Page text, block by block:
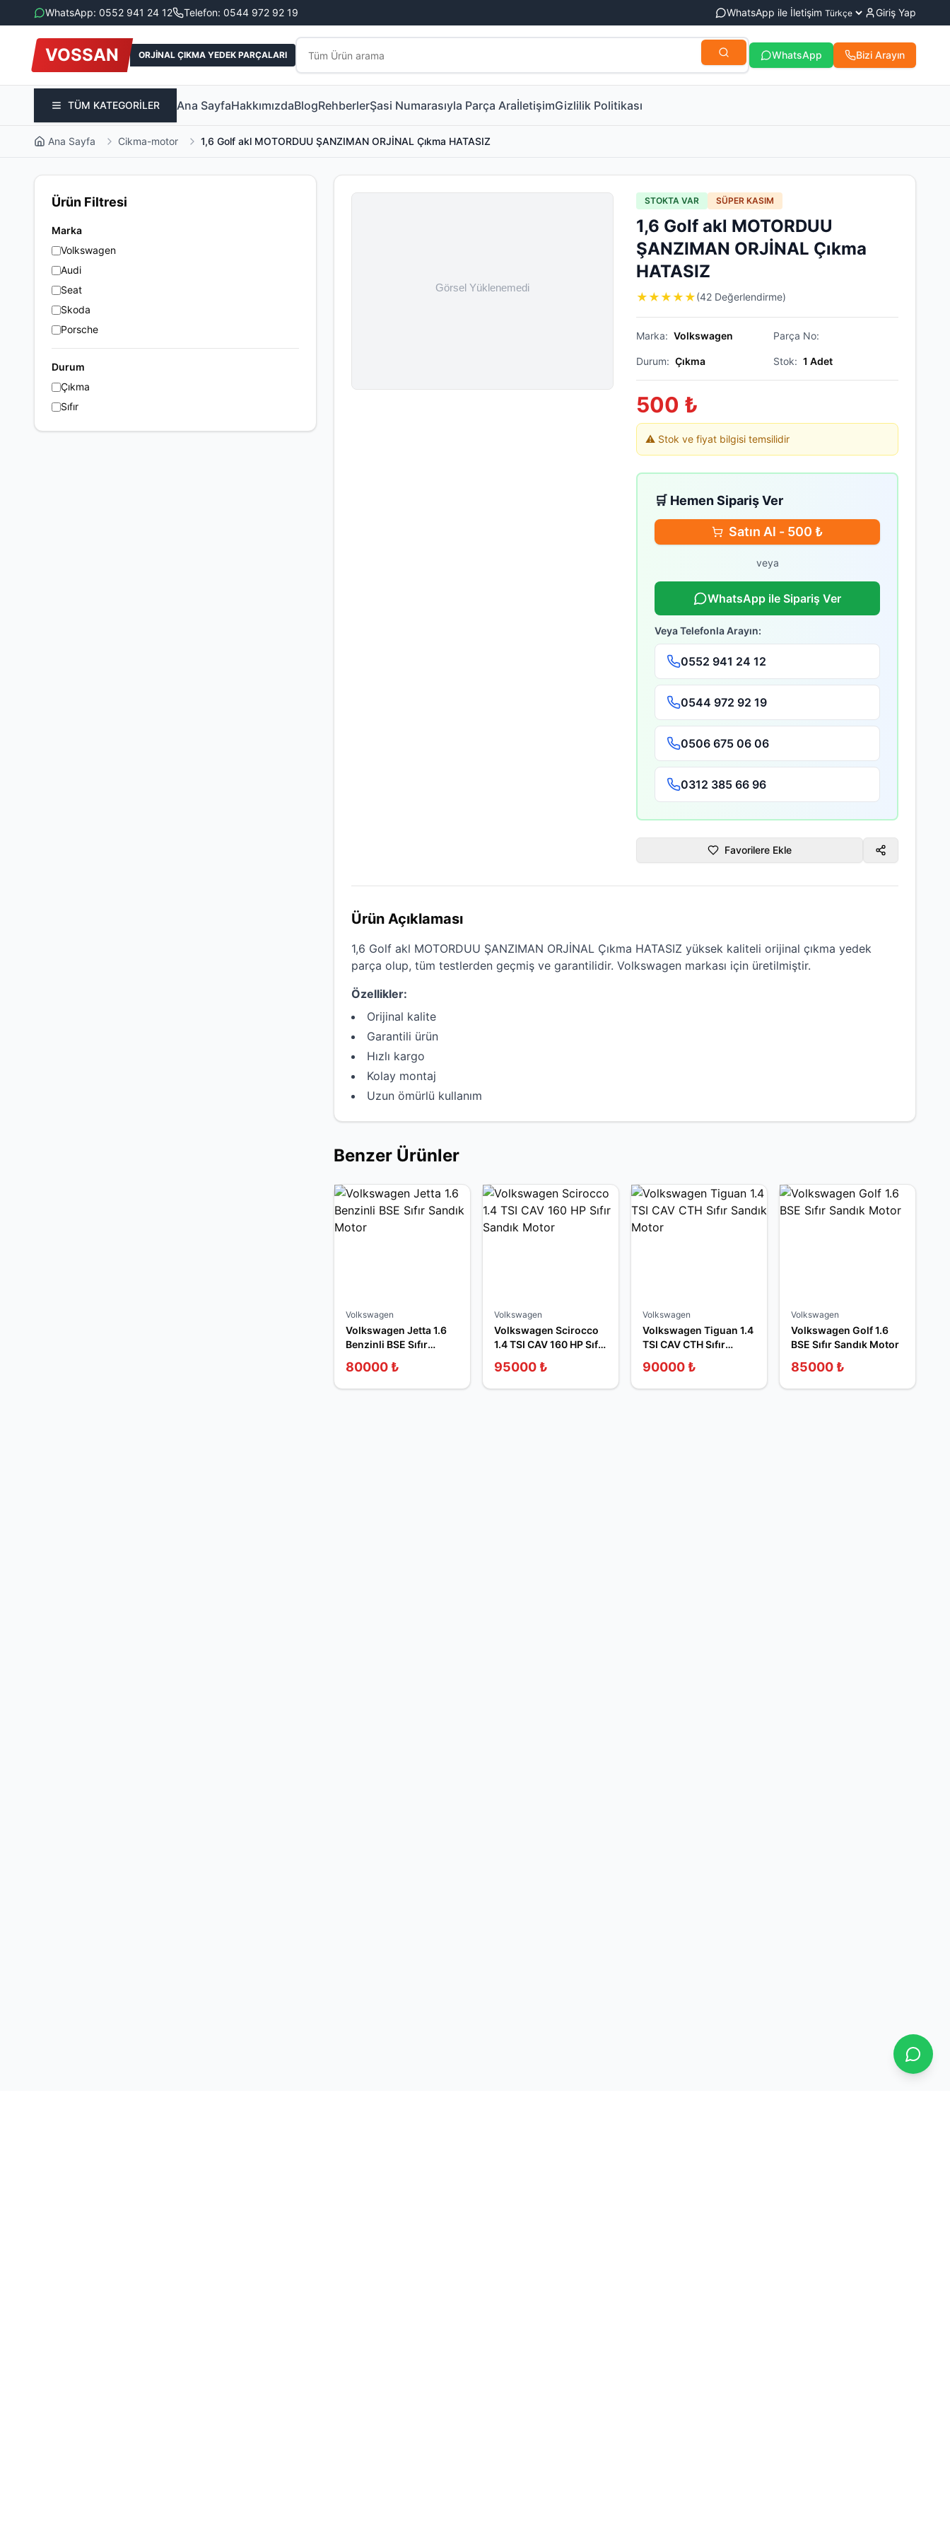
WhatsApp: 0552 941 24 12 Telefon: 0544 972 92 19 WhatsApp ile İletişim Giriş Yap
VOSSAN ORJİNAL ÇIKMA YEDEK PARÇALARI WhatsApp Bizi Arayın
TÜM KATEGORİLER Ana SayfaHakkımızdaBlogRehberlerŞasi Numarasıyla Parça AraİletişimGizlilik Politikası
Ana Sayfa Cikma-motor 1,6 Golf akl MOTORDUU ŞANZIMAN ORJİNAL Çıkma HATASIZ
Ürün Filtresi
Marka
Volkswagen
Audi
Seat
Skoda
Porsche
Durum
Çıkma
Sıfır
STOKTA VAR SÜPER KASIM
1,6 Golf akl MOTORDUU
ŞANZIMAN ORJİNAL Çıkma
HATASIZ
★ ★ ★ ★ ★(42 Değerlendirme)
Marka: Volkswagen Parça No:
Durum: Çıkma Stok: 1 Adet
500 ₺
⚠️ Stok ve fiyat bilgisi temsilidir
🛒 Hemen Sipariş Ver
Satın Al - 500 ₺
veya
WhatsApp ile Sipariş Ver
Veya Telefonla Arayın:
0552 941 24 12
0544 972 92 19
0506 675 06 06
0312 385 66 96
Favorilere Ekle
Ürün Açıklaması
1,6 Golf akl MOTORDUU ŞANZIMAN ORJİNAL Çıkma HATASIZ yüksek kaliteli orijinal çıkma yedek
parça olup, tüm testlerden geçmiş ve garantilidir. Volkswagen markası için üretilmiştir.
Özellikler:
Orijinal kalite
Garantili ürün
Hızlı kargo
Kolay montaj
Uzun ömürlü kullanım
Benzer Ürünler
Volkswagen
Volkswagen Jetta 1.6
Benzinli BSE Sıfır
80000 ₺
Volkswagen
Volkswagen Scirocco
1.4 TSI CAV 160 HP Sıfır
95000 ₺
Volkswagen
Volkswagen Tiguan 1.4
TSI CAV CTH Sıfır
90000 ₺
Volkswagen
Volkswagen Golf 1.6
BSE Sıfır Sandık Motor
85000 ₺